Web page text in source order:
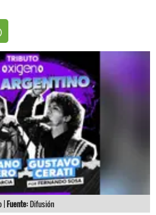
|Fuente:Difusión